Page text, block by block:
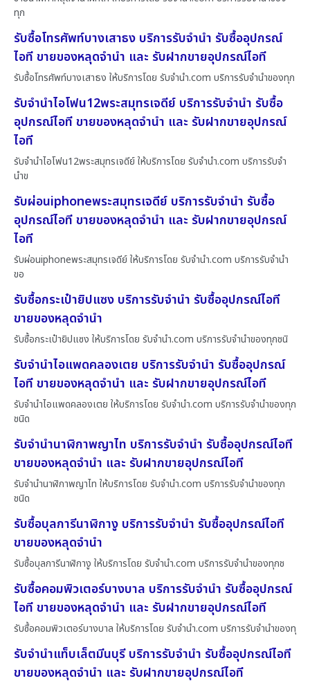
ทุก
รับซื้อโทรศัพท์บางเสาธง บริการรับจำนำ รับซื้ออุปกรณ์
ไอที ขายของหลุดจำนำ และ รับฝากขายอุปกรณ์ไอที
รับซื้อโทรศัพท์บางเสาธง ให้บริการโดย รับจํานํา.com บริการรับจำนำของทุก
รับจำนำไอโฟน12พระสมุทรเจดีย์ บริการรับจำนำ รับซื้อ
อุปกรณ์ไอที ขายของหลุดจำนำ และ รับฝากขายอุปกรณ์
ไอที
รับจำนำไอโฟน12พระสมุทรเจดีย์ ให้บริการโดย รับจํานํา.com บริการรับจำ
นำข
รับผ่อนiphoneพระสมุทรเจดีย์ บริการรับจำนำ รับซื้อ
อุปกรณ์ไอที ขายของหลุดจำนำ และ รับฝากขายอุปกรณ์
ไอที
รับผ่อนiphoneพระสมุทรเจดีย์ ให้บริการโดย รับจํานํา.com บริการรับจำนำ
ขอ
รับซื้อกระเป๋ายิปแซง บริการรับจำนำ รับซื้ออุปกรณ์ไอที
ขายของหลุดจำนำ
รับซื้อกระเป๋ายิปแซง ให้บริการโดย รับจํานํา.com บริการรับจำนำของทุกชนิ
รับจำนำไอแพดคลองเตย บริการรับจำนำ รับซื้ออุปกรณ์
ไอที ขายของหลุดจำนำ และ รับฝากขายอุปกรณ์ไอที
รับจำนำไอแพดคลองเตย ให้บริการโดย รับจํานํา.com บริการรับจำนำของทุก
ชนิด
รับจำนำนาฬิกาพญาไท บริการรับจำนำ รับซื้ออุปกรณ์ไอที
ขายของหลุดจำนำ และ รับฝากขายอุปกรณ์ไอที
รับจำนำนาฬิกาพญาไท ให้บริการโดย รับจํานํา.com บริการรับจำนำของทุก
ชนิด
รับซื้อบุลการีนาฬิกางู บริการรับจำนำ รับซื้ออุปกรณ์ไอที
ขายของหลุดจำนำ
รับซื้อบุลการีนาฬิกางู ให้บริการโดย รับจํานํา.com บริการรับจำนำของทุกช
รับซื้อคอมพิวเตอร์บางบาล บริการรับจำนำ รับซื้ออุปกรณ์
ไอที ขายของหลุดจำนำ และ รับฝากขายอุปกรณ์ไอที
รับซื้อคอมพิวเตอร์บางบาล ให้บริการโดย รับจํานํา.com บริการรับจำนำของทุ
รับจำนำแท็บเล็ตมีนบุรี บริการรับจำนำ รับซื้ออุปกรณ์ไอที
ขายของหลุดจำนำ และ รับฝากขายอุปกรณ์ไอที